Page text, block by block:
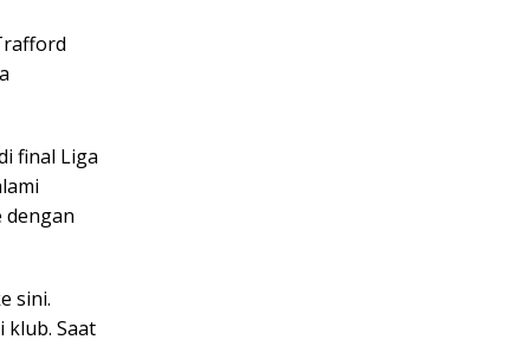
final Liga
dengan
sini.
klub. Saat